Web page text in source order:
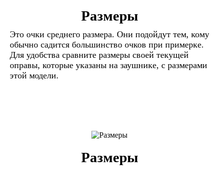
Размеры
Это очки среднего размера. Они подойдут тем, кому
обычно садится большинство очков при примерке.
Для удобства сравните размеры своей текущей
оправы, которые указаны на заушнике, с размерами
этой модели.
Размеры